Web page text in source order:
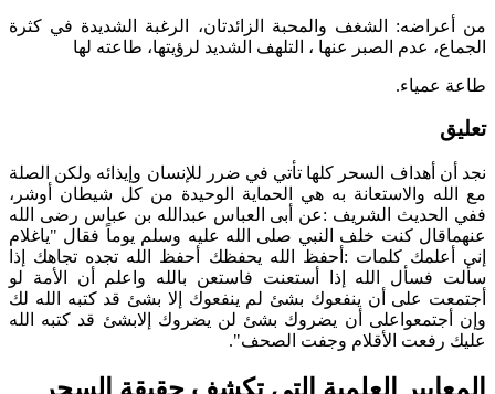
من أعراضه: الشغف والمحبة الزائدتان، الرغبة الشديدة في كثرة
الجماع، عدم الصبر عنها ، التلهف الشديد لرؤيتها، طاعته لها
طاعة عمياء.
تعليق
نجد أن أهداف السحر كلها تأتي في ضرر للإنسان وإيذائه ولكن الصلة
مع الله والاستعانة به هي الحماية الوحيدة من كل شيطان أوشر،
ففي الحديث الشريف :عن أبى العباس عبدالله بن عباس رضى الله
عنهماقال كنت خلف النبي صلى الله عليه وسلم يوماً فقال "ياغلام
إنى أعلمك كلمات :أحفظ الله يحفظك أحفظ الله تجده تجاهك إذا
سألت فسأل الله إذا أستعنت فاستعن بالله واعلم أن الأمة لو
أجتمعت على أن ينفعوك بشئ لم ينفعوك إلا بشئ قد كتبه الله لك
وإن أجتمعواعلى أن يضروك بشئ لن يضروك إلابشئ قد كتبه الله
عليك رفعت الأقلام وجفت الصحف".
المعايير العلمية التي تكشف حقيقة السحر